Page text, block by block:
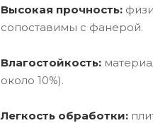
Высокая прочность:
сопоставимы с фанерой.
Влагостойкость:
около 10%).
Легкость обработки: